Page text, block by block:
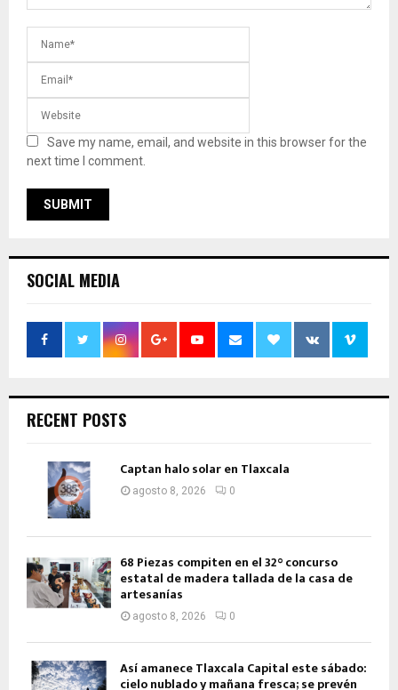
Save my name, email, and website in this browser for the
next time I comment.
SOCIAL MEDIA
RECENT POSTS
Captan halo solar en Tlaxcala
agosto 8, 2026 0
68 Piezas compiten en el 32° concurso
estatal de madera tallada de la casa de
artesanías
agosto 8, 2026 0
Así amanece Tlaxcala Capital este sábado:
cielo nublado y mañana fresca; se prevén